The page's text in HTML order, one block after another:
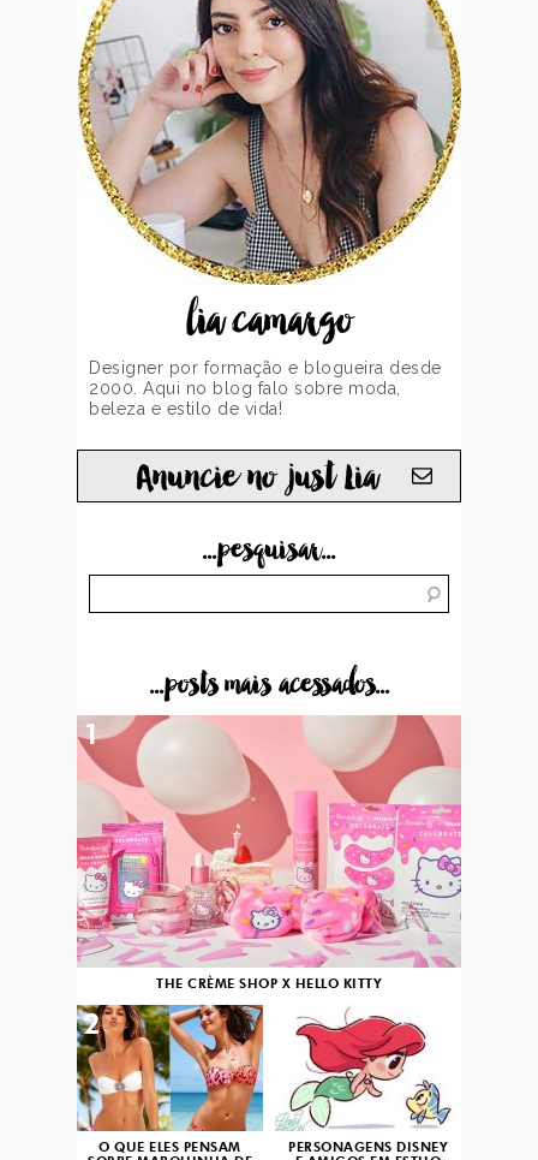
lia camargo
Designer por formação e blogueira desde
2000. Aqui no blog falo sobre moda,
beleza e estilo de vida!
Anuncie no just Lia
...pesquisar...
...posts mais acessados...
THE CRÈME SHOP X HELLO KITTY
1
O QUE ELES PENSAM
2
PERSONAGENS DISNEY
3